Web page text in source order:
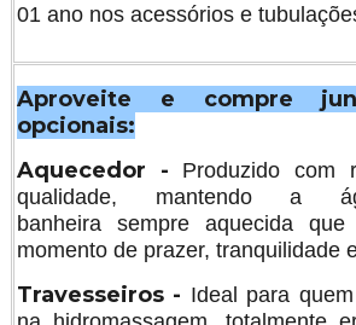
01 ano nos acessórios e
Aproveite e compre
opcionais:
Aquecedor - Produzido com
qualidade, mantendo a
banheira sempre aquecida
momento de prazer, tranquilidade
Travesseiros - Ideal para